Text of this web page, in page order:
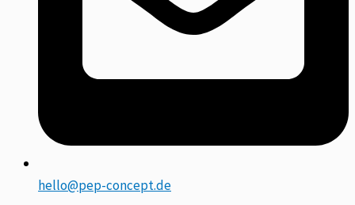
hello@pep-concept.de